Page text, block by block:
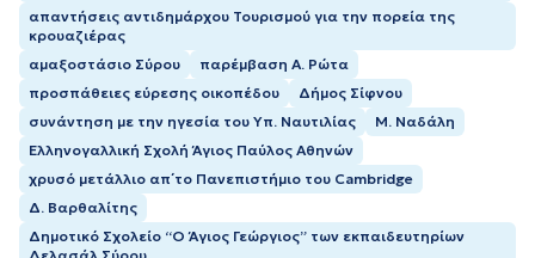
απαντήσεις αντιδημάρχου Τουρισμού για την πορεία της
κρουαζιέρας
αμαξοστάσιο Σύρου
παρέμβαση Α. Ρώτα
προσπάθειες εύρεσης οικοπέδου
Δήμος Σίφνου
συνάντηση με την ηγεσία του Υπ. Ναυτιλίας
Μ. Ναδάλη
Ελληνογαλλική Σχολή Άγιος Παύλος Αθηνών
χρυσό μετάλλιο απ΄το Πανεπιστήμιο του Cambridge
Δ. Βαρθαλίτης
Δημοτικό Σχολείο “Ο Άγιος Γεώργιος” των εκπαιδευτηρίων